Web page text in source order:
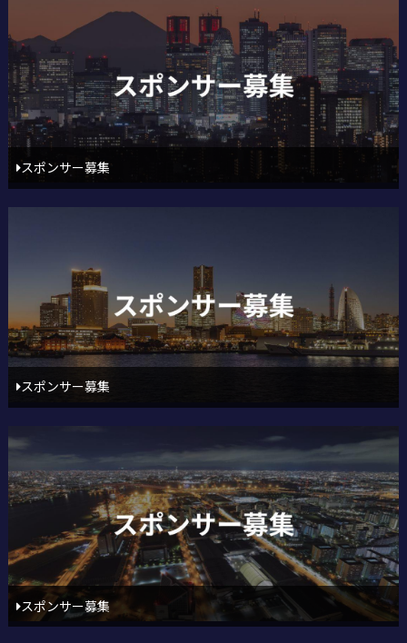
スポンサー募集
スポンサー募集
スポンサー募集